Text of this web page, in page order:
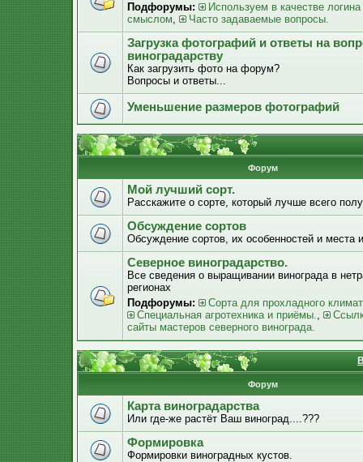
Подфорумы:
Используем в качестве
смыслом, Часто задаваемые вопросы.
Загрузка фотографий и ответы на
виноградарству
Как загрузить фото на форум?
Вопросы и ответы...
Уменьшение размеров фотографий
Форум
Мой лучший сорт.
Расскажите о сорте, который лучше всего
Обсуждение сортов
Обсуждение сортов, их особенностей и места
Северное виноградарство.
Все сведения о выращивании винограда в
регионах
Подфорумы:
Сорта для прохладного
Специальная агротехника и приёмы.,
сайты мастеров северного винограда.
Форум
Карта виноградарства
Или где-же растёт Ваш виноград....???
Формировка
Формировки виноградных кустов.